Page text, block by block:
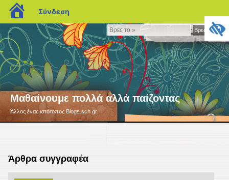
Βρες
το
»
Βρες το »
Μαθαίνουμε πολλά αλλά παίζοντας
Άλλος ένας ιστότοπος Blogs.sch.gr
Άρθρα συγγραφέα
blogs.sch.gr
Σύνδεση